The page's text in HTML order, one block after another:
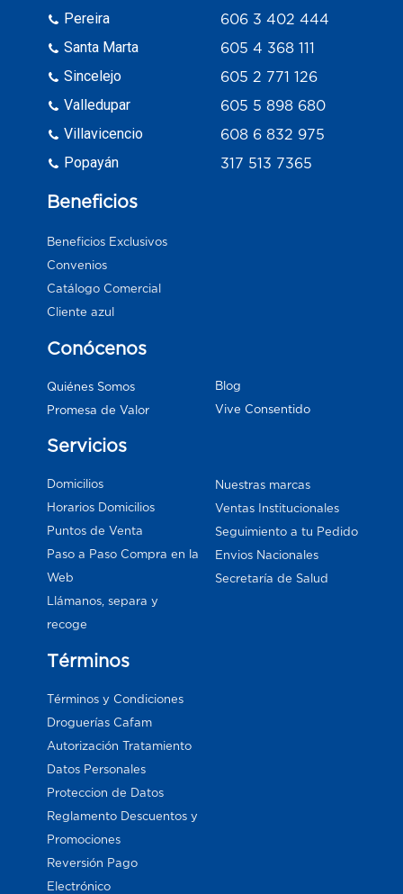
Pereira
Santa Marta
Sincelejo
Valledupar
Villavicencio
Popayán
606 3 402 444
605 4 368 111
605 2 771 126
605 5 898 680
608 6 832 975
317 513 7365
Beneficios
Beneficios Exclusivos
Convenios
Catálogo Comercial
Cliente azul
Conócenos
Quiénes Somos
Promesa de Valor
Blog
Vive Consentido
Servicios
Domicilios
Horarios Domicilios
Puntos de Venta
Paso a Paso Compra en la
Web
Llámanos, separa y
recoge
Nuestras marcas
Ventas Institucionales
Seguimiento a tu Pedido
Envios Nacionales
Secretaría de Salud
Términos
Términos y Condiciones
Droguerías Cafam
Autorización Tratamiento
Datos Personales
Proteccion de Datos
Reglamento Descuentos y
Promociones
Reversión Pago
Electrónico